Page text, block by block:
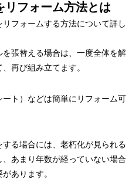
リフォーム方法とは
フォームする方法について詳し
張替える場合は、一度全体を解
再び組み立てます。
ト）などは簡単にリフォーム可
る場合には、老朽化が見られる
あまり年数が経っていない場合
あります。